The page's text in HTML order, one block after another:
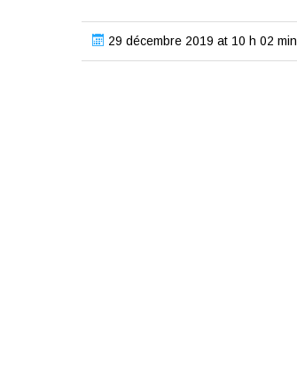
29 décembre 2019 at 10 h 02 min